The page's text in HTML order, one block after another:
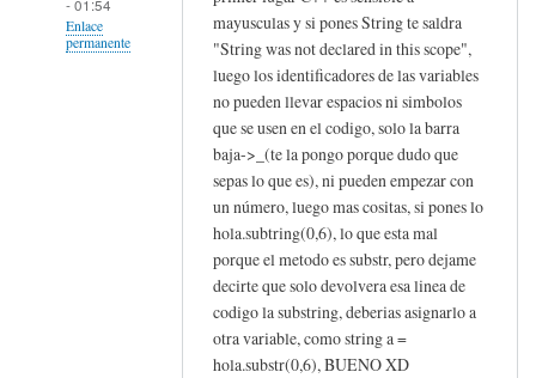
verificado)
- 01:54
Enlace
permanente
mayusculas y si pones String te saldra
"String was not declared in this scope",
luego los identificadores de las variables
no pueden llevar espacios ni simbolos
que se usen en el codigo, solo la barra
baja->_(te la pongo porque dudo que
sepas lo que es), ni pueden empezar con
un número, luego mas cositas, si pones lo
hola.subtring(0,6), lo que esta mal
porque el metodo es substr, pero dejame
decirte que solo devolvera esa linea de
codigo la substring, deberias asignarlo a
otra variable, como string a =
hola.substr(0,6), BUENO XD